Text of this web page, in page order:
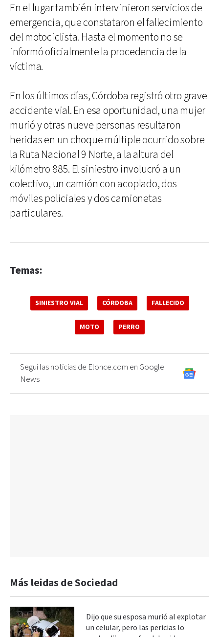
En el lugar también intervinieron servicios de
emergencia, que constataron el fallecimiento
del motociclista. Hasta el momento no se
informó oficialmente la procedencia de la
víctima.
En los últimos días, Córdoba registró otro grave
accidente vial. En esa oportunidad, una mujer
murió y otras nueve personas resultaron
heridas en un choque múltiple ocurrido sobre
la Ruta Nacional 9 Norte, a la altura del
kilómetro 885. El siniestro involucró a un
colectivo, un camión con acoplado, dos
móviles policiales y dos camionetas
particulares.
Temas:
SINIESTRO VIAL CÓRDOBA FALLECIDO
MOTO PERRO
Seguí las noticias de Elonce.com en Google
News
Más leidas de Sociedad
Dijo que su esposa murió al explotar
un celular, pero las pericias lo